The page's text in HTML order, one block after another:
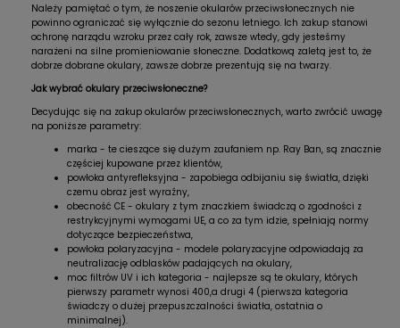
Należy pamiętać o tym, że noszenie okularów przeciwsłonecznych nie
powinno ograniczać się wyłącznie do sezonu letniego. Ich zakup stanowi
ochronę narządu wzroku przez cały rok, zawsze wtedy, gdy jesteśmy
narażeni na silne promieniowanie słoneczne. Dodatkową zaletą jest to, że
dobrze dobrane okulary, zawsze dobrze prezentują się na twarzy.
Jak wybrać okulary przeciwsłoneczne?
Decydując się na zakup okularów przeciwsłonecznych, warto zwrócić uwagę
na poniższe parametry:
marka - te cieszące się dużym zaufaniem np. Ray Ban, są znacznie
częściej kupowane przez klientów,
powłoka antyrefleksyjna - zapobiega odbijaniu się światła, dzięki
czemu obraz jest wyraźny,
obecność CE - okulary z tym znaczkiem świadczą o zgodności z
restrykcyjnymi wymogami UE, a co za tym idzie, spełniają normy
dotyczące bezpieczeństwa,
powłoka polaryzacyjna - modele polaryzacyjne odpowiadają za
neutralizację odblasków padających na okulary,
moc filtrów UV i ich kategoria - najlepsze są te okulary, których
pierwszy parametr wynosi 400,a drugi 4 (pierwsza kategoria
świadczy o dużej przepuszczalności światła, ostatnia o
minimalnej).